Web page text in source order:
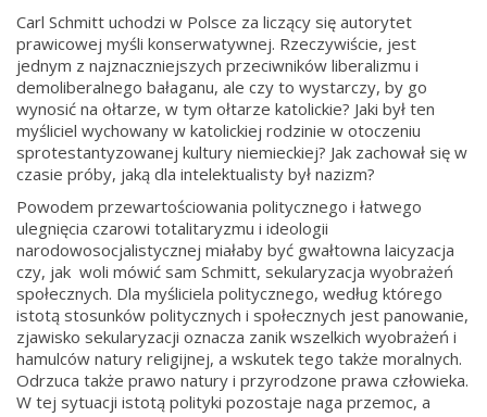
Carl Schmitt uchodzi w Polsce za liczący się autorytet
prawicowej myśli konserwatywnej. Rzeczywiście, jest
jednym z najznaczniejszych przeciwników liberalizmu i
demoliberalnego bałaganu, ale czy to wystarczy, by go
wynosić na ołtarze, w tym ołtarze katolickie? Jaki był ten
myśliciel wychowany w katolickiej rodzinie w otoczeniu
sprotestantyzowanej kultury niemieckiej? Jak zachował się w
czasie próby, jaką dla intelektualisty był nazizm?
Powodem przewartościowania politycznego i łatwego
ulegnięcia czarowi totalitaryzmu i ideologii
narodowosocjalistycznej miałaby być gwałtowna laicyzacja
czy, jak woli mówić sam Schmitt, sekularyzacja wyobrażeń
społecznych. Dla myśliciela politycznego, według którego
istotą stosunków politycznych i społecznych jest panowanie,
zjawisko sekularyzacji oznacza zanik wszelkich wyobrażeń i
hamulców natury religijnej, a wskutek tego także moralnych.
Odrzuca także prawo natury i przyrodzone prawa człowieka.
W tej sytuacji istotą polityki pozostaje naga przemoc, a